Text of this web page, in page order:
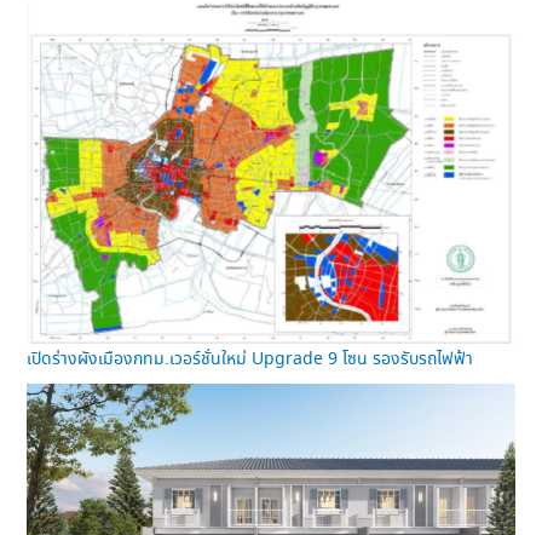
เปิดร่างผังเมืองกทม.เวอร์ชั่นใหม่ Upgrade 9 โซน รองรับรถไฟฟ้า